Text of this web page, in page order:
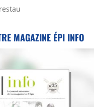
MAGAZINE ÉPI INFO